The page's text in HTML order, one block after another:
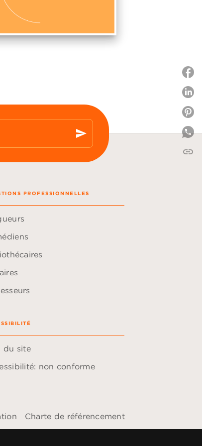
link
send
PROFESSIONNELLES
du site
non conforme
Charte de référencement